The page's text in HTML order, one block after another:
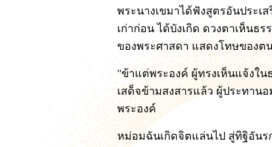
พระนางเขมาได้ฟังสูตรอันประ
เก่าก่อน ได้บังเกิด ดวงตาเห็น
ของพระศาสดา แสดงโทษของต
"ข้าแต่พระองค์ ผู้ทรงเห็นแจ้งใ
เสด็จข้ามสงสารแล้ว ผู้ประทา
พระองค์
หม่อมฉันเกิดจิตแล่นไป สู่ทิฐิอันร